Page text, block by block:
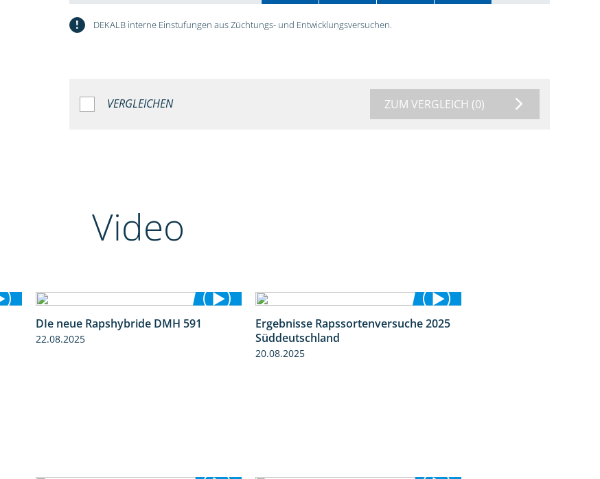
! DEKALB interne Einstufungen aus Züchtungs- und Entwicklungsversuchen.
VERGLEICHEN ZUM VERGLEICH (0)
Video
DIe neue Rapshybride DMH 591
22.08.2025
4:08
Ergebnisse Rapssortenversuche 2025
Süddeutschland
20.08.2025